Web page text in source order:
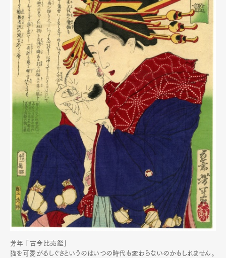
芳年 「古今比売鑑」
猫を可愛がるしぐさというのはいつの時代も変わらないのかもしれません。